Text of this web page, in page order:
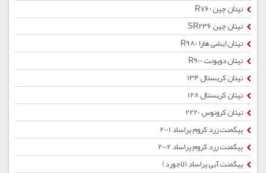
تیتان چین R760
تیتان چین SR236
تیتان ایشی هارا R980
تیتان دوپونت R900
تیتان کریستال 134
تیتان کریستال 128
تیتان کرونوس 2220
پیگمنت زرد كروم پراساد 2001
پیگمنت زرد كروم پراساد 2002
پیگمنت آبی پراساد (لاجورد)